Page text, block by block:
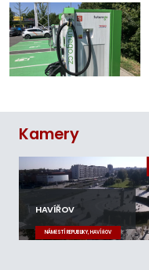
Kamery
HAVÍŘOV
NÁMĚSTÍ REPUBLIKY, HAVÍŘOV